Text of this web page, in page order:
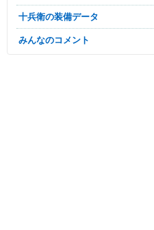
十兵衛の装備データ
みんなのコメント